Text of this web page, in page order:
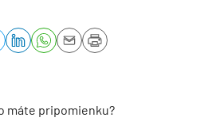
máte pripomienku?